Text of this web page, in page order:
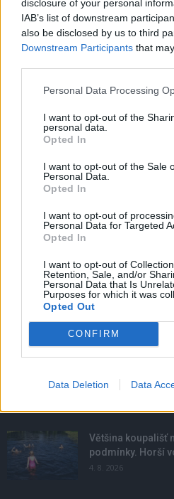
disclosure of your personal
IAB’s list of downstream
also be disclosed by us to third
Downstream Participants that
Personal Data Processing
I want to opt-out of the
personal data.
Opted In
I want to opt-out of the Sale
Personal Data.
Opted In
I want to opt-out of
Personal Data for Targeted
Opted In
I want to opt-out of
Retention, Sale, and/or
Personal Data that Is
Purposes for which it was
Opted Out
CONFIRM
Data Deletion Data
Kultura
Lesního divadla
divadlo i tvořivé
NOVINKY
6. 8. 2026
Většina koupališť
podmínky. Horší
4. 8. 2026